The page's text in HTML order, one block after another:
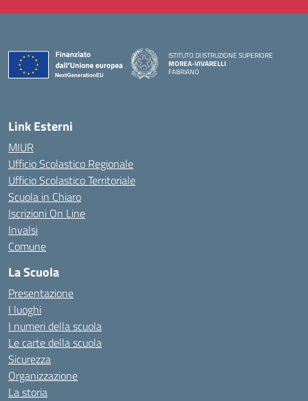
ISTITUTO DI ISTRUZIONE SUPERIORE
MOREA-VIVARELLI
FABRIANO
Link Esterni
MIUR
Ufficio Scolastico Regionale
Ufficio Scolastico Territoriale
Scuola in Chiaro
Iscrizioni On Line
Invalsi
Comune
La Scuola
Presentazione
I luoghi
I numeri della scuola
Le carte della scuola
Sicurezza
Organizzazione
La storia